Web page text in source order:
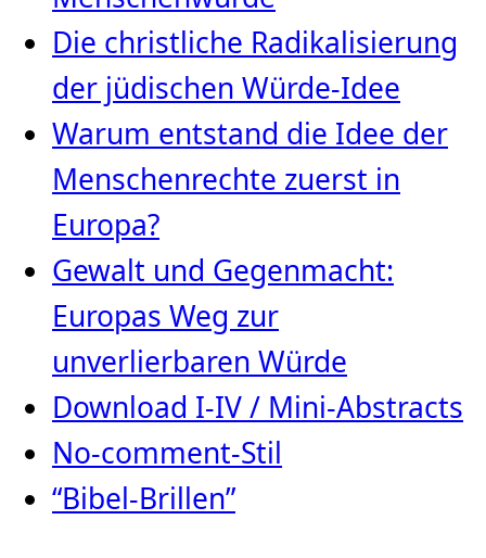
Die christliche Radikalisierung
der jüdischen Würde‑Idee
Warum entstand die Idee der
Menschenrechte zuerst in
Europa?
Gewalt und Gegenmacht:
Europas Weg zur
unverlierbaren Würde
Download I-IV / Mini-Abstracts
No-comment-Stil
“Bibel-Brillen”